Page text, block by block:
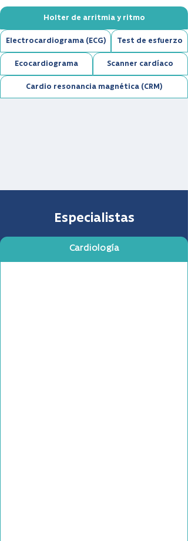
Holter de arritmia y ritmo
Electrocardiograma (ECG) Test de esfuerzo
Ecocardiograma Scanner cardíaco
Cardio resonancia magnética (CRM)
Especialistas
Cardiología